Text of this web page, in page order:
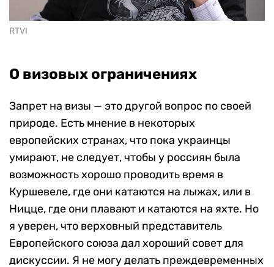
RTVI
О визовых ограничениях
Запрет на визы — это другой вопрос по своей
природе. Есть мнение в некоторых
европейских странах, что пока украинцы
умирают, не следует, чтобы у россиян была
возможность хорошо проводить время в
Куршевеле, где они катаются на лыжах, или в
Ницце, где они плавают и катаются на яхте. Но
я уверен, что верховный представитель
Европейского союза дал хороший совет для
дискуссии. Я не могу делать преждевременных